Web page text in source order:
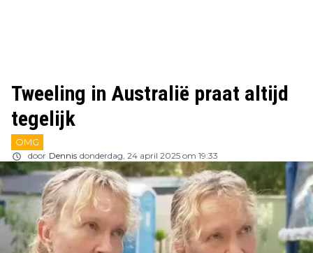
Tweeling in Australië praat altijd
tegelijk
OMG
door Dennis donderdag, 24 april 2025 om 19:33